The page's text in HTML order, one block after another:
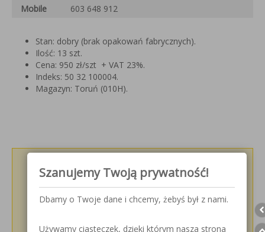
Mobile
603 648 912
Stan: dobry (brak opakowań fabrycznych).
Ilość: 13 szt.
Cena: 950 zł/szt + VAT 23%.
Indeks: 50 32 100004.
Magazyn: Toruń (010H).
Podziel się z innymi!
Szanujemy Twoją prywatność!
Dbamy o Twoje dane i chcemy, żebyś był z nami.
Używamy ciasteczek, dzięki którym nasza strona